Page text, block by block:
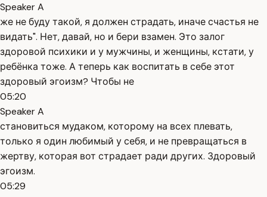
Speaker A
же не буду такой, я должен страдать, иначе счастья не
видать". Нет, давай, но и бери взамен. Это залог
здоровой психики и у мужчины, и женщины, кстати, у
ребёнка тоже. А теперь как воспитать в себе этот
здоровый эгоизм? Чтобы не
05:20
Speaker A
становиться мудаком, которому на всех плевать,
только я один любимый у себя, и не превращаться в
жертву, которая вот страдает ради других. Здоровый
эгоизм.
05:29